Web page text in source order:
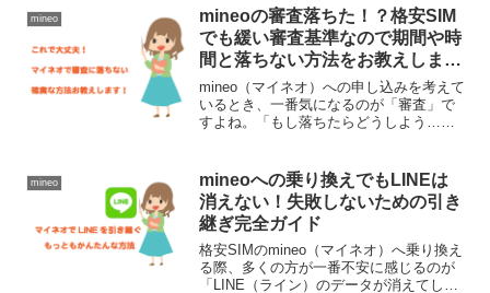
の金額で、自分のスマホがしっかり繋が
るか、速度に満...
mineo
mineoの審査落ちた！？格安SIM
でも緩い審査基準なので期間や時
間と落ちない方法をお教えしま
す！
mineo（マイネオ）への申し込みを考えて
いるとき、一番気になるのが「審査」で
すよね。「もし落ちたらどうしよう…」
して高いハードルではありません。この
記事では、これ...
mineo
mineoへの乗り換えでもLINEは
消えない！失敗しないための引き
継ぎ完全ガイド
格安SIMのmineo（マイネオ）へ乗り換え
る際、多くの方が一番不安に感じるのが
「LINE（ライン）のデータが消えてしま